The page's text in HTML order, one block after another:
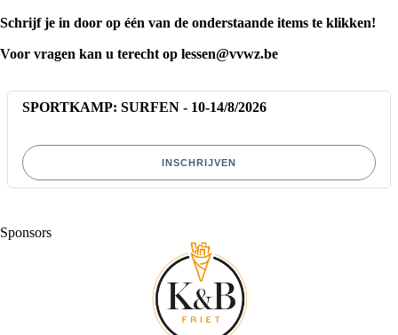
Schrijf je in door op één van de onderstaande items te klikken!
Voor vragen kan u terecht op lessen@vvwz.be
SPORTKAMP: SURFEN - 10-14/8/2026
INSCHRIJVEN
Sponsors